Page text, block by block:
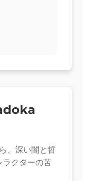
、深い闇と哲
ラクターの苦